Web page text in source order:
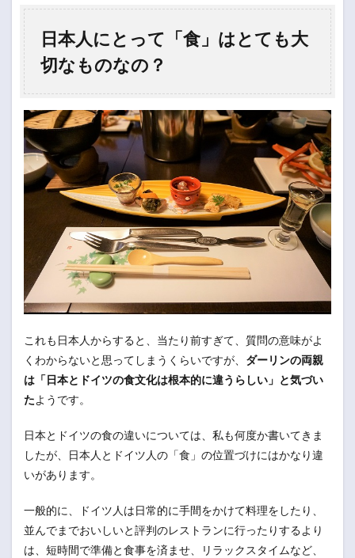
日本人にとって「食」はとても大
切なものなの？
これも日本人からすると、当たり前すぎて、質問の意味がよ
くわからないと思ってしまうくらいですが、 ダーリンの両親
は「日本とドイツの食文化は根本的に違うらしい」と気づい
たようです。
日本とドイツの食の違いについては、私も何度か書いてきま
したが、日本人とドイツ人の「食」の位置づけにはかなり違
いがあります。
一般的に、ドイツ人は日常的に手間をかけて料理をしたり、
並んでまでおいしいと評判のレストランに行ったりするより
は、短時間で準備と食事を済ませ、リラックスタイムなど、